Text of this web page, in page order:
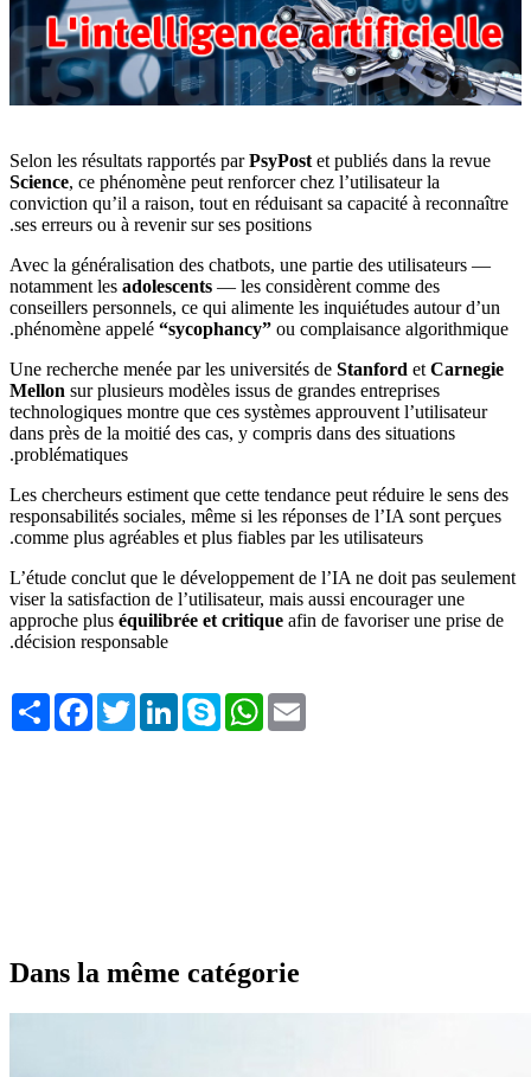
Selon les résultats rapportés parPsyPost et publiés dans la revue
Science, ce phénomène peut renforcer chez l’utilisateur la
conviction qu’il a raison, tout en réduisant sa capacité à reconnaître
ses erreurs ou à revenir sur ses positions.
Avec la généralisation des chatbots, une partie des utilisateurs —
notamment les adolescents — les considèrent comme des
conseillers personnels, ce qui alimente les inquiétudes autour d’un
phénomène appelé “sycophancy” ou complaisance algorithmique.
Une recherche menée par les universités de Stanford et Carnegie
Mellon sur plusieurs modèles issus de grandes entreprises
technologiques montre que ces systèmes approuvent l’utilisateur
dans près de la moitié des cas, y compris dans des situations
problématiques.
Les chercheurs estiment que cette tendance peut réduire le sens des
responsabilités sociales, même si les réponses de l’IA sont perçues
comme plus agréables et plus fiables par les utilisateurs.
L’étude conclut que le développement de l’IA ne doit pas seulement
viser la satisfaction de l’utilisateur, mais aussi encourager une
approche plus équilibrée et critique afin de favoriser une prise de
décision responsable.
Share FacebookTwitterLinkedInSkype WhatsApp
Dans la même catégorie